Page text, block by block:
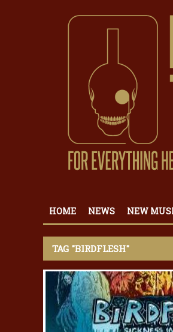
HOME NEWS NEW
TAG "BIRDFLESH"